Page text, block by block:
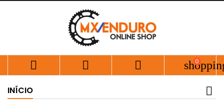
   0
INÍCIO